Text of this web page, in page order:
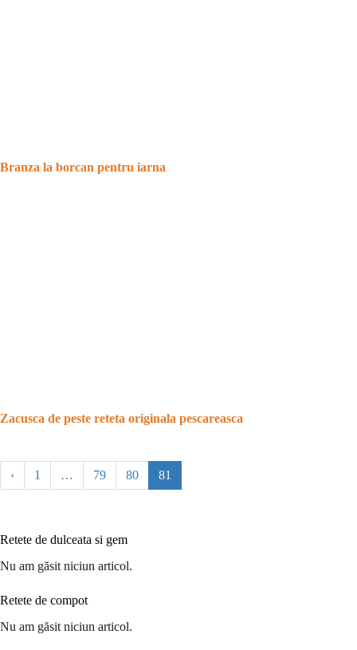
Branza la borcan pentru iarna
Zacusca de peste reteta originala pescareasca
‹ 1 … 79 80 81
Retete de dulceata si gem
Nu am găsit niciun articol.
Retete de compot
Nu am găsit niciun articol.